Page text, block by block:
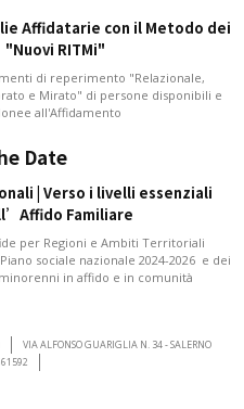
Affidatarie con il Metodo dei
"Nuovi RITMi"
di reperimento "Relazionale,
e Mirato" di persone disponibili e
all'Affidamento
Date
| Verso i livelli essenziali
Familiare
per Regioni e Ambiti Territoriali
sociale nazionale 2024-2026 e dei
in affido e in comunità
VIA ALFONSO GUARIGLIA N. 34 - SALERNO